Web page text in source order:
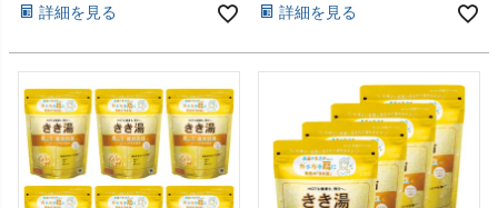
詳細を見る 詳細を見る